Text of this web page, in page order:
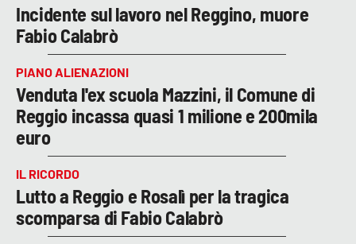
Incidente sul lavoro nel Reggino, muore
Fabio Calabrò
PIANO ALIENAZIONI
Venduta l'ex scuola Mazzini, il Comune di
Reggio incassa quasi 1 milione e 200mila
euro
IL RICORDO
Lutto a Reggio e Rosalì per la tragica
scomparsa di Fabio Calabrò